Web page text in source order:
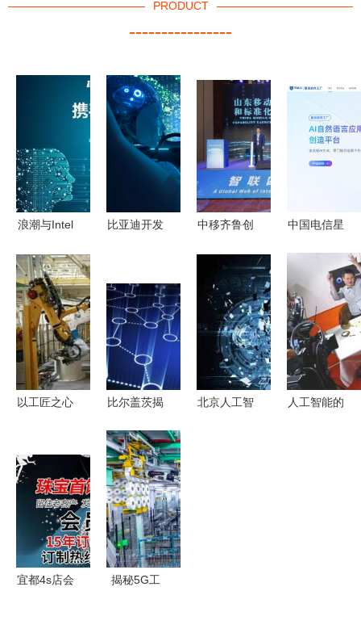
PRODUCT
----------------
浪潮与Intel
创新进程
共筑开放智
能生态之路
比亚迪开发
10强团队解
读智能汽车
创新应用新
方向
中移齐鲁创
技之笔，绘
就“人工智
能+”创新发
展新画卷
中国电信星
发布国内首
款破局性AI
开发工具，
开启人工智
能应用软件
开发新篇章
以工匠之心
实体制造与
人工智能的
融合发展之
路
比尔盖茨揭
大最赚钱新
兴行业 人
工智能应用
软件开发引
领未来
北京人工智
人工智能的
宜都4s店会
揭秘5G工